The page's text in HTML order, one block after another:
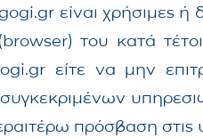
είναι χρήσιμες
του κατά
είτε να μην
πρόσβαση στις